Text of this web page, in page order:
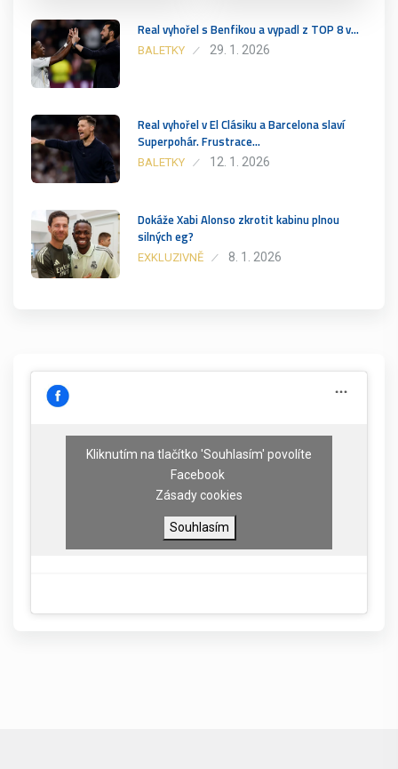
Real vyhořel s Benfikou a vypadl z TOP 8 v…
BALETKY 29. 1. 2026
Real vyhořel v El Clásiku a Barcelona slaví
Superpohár. Frustrace…
BALETKY 12. 1. 2026
Dokáže Xabi Alonso zkrotit kabinu plnou
silných eg?
EXKLUZIVNĚ 8. 1. 2026
Kliknutím na tlačítko 'Souhlasím' povolíte
Facebook
Zásady cookies
Souhlasím